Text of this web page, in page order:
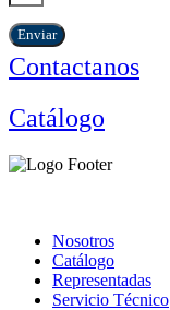
Enviar
Contactanos
Catálogo
Nosotros
Catálogo
Representadas
Servicio Técnico